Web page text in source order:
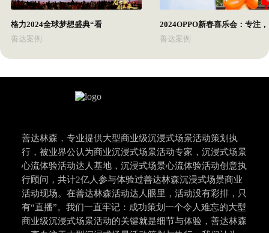
格力2024全球梦想盛典“看
善达案例
2024OPPO新春喜乐会：专注，
善达案例
善达林森，专业提供大型商业级沉浸式场景活动策划执
行，被业界公认为商业沉浸式场景活动专家，沉浸式场景
心流体验活动达人基地，沉浸式场景心流体验活动创意执
行顾问，共计2亿人参与体验过善达林森沉浸式场景商业
活动现场。在善达林森活动达人眼里，活动没有彩排，只
有“直播”。我们一直牢记：成功策划一个令人难忘的大型
商业级沉浸式场景活动的关键就是细节与体验，善达林森